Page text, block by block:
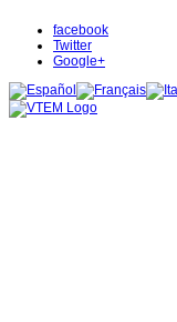
facebook
Twitter
Google+